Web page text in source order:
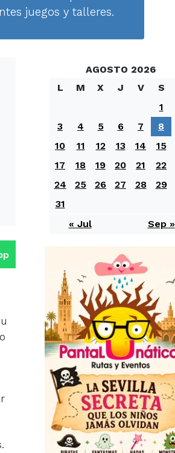
juegos y talleres.
AGOSTO 2026
L
M X J V S
1
3
4 5 6 7 8
10
11 12 13 14 15
17
18 19 20 21 22
24
25 26 27 28 29
31
« Jul
Sep »